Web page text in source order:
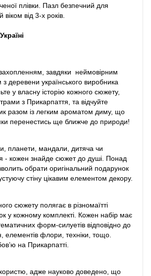
плівки. Пазл безпечний для
віком від 3-х років.
захопленням, завдяки неймовірним
деревени українського виробника
у власну історію кожного сюжету,
з Прикарпаття, та відчуйте
разом із легким ароматом диму, що
перенестись ще ближче до природи!
планети, мандали, дитяча чи
- кожен знайде сюжет до душі. Понад
обрати оригінальний подарунок
стіну цікавим елементом декору.
сюжету полягає в різномаїтті
у кожному комплекті. Кожен набір має
тематичних форм-силуетів відповідно до
елементів флори, техніки, тощо.
на Прикарпатті.
користю, адже науково доведено, що